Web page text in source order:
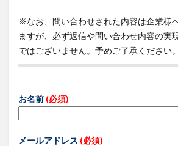
※なお、問い合わせされた内容は企業様
ますが、必ず返信や問い合わせ内容の実
ではございません。予めご了承ください。
お名前 (必須)
メールアドレス (必須)